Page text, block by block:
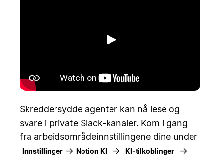
Spill av
Skreddersydde agenter kan nå lese og
svare i private Slack-kanaler. Kom i gang
fra arbeidsområdeinnstillingene dine under
Innstillinger → Notion KI → KI-tilkoblinger →